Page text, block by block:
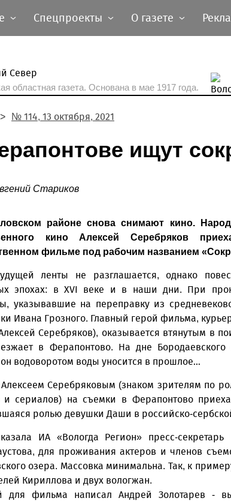
Спецпроекты О газете
областная газета. Основана в мае 1917 года.
№ 114, 13 октября, 2021
ищут
Стариков
районе снова снимают кино.
кино Алексей Серебряков
фильме под рабочим названием
ленты не разглашается, однако
эпохах: в XVI веке и в наши дни. При
указывавшие на переправку из
Ивана Грозного. Главный герой фильма,
Серебряков), оказывается втянутым в
в Ферапонтово. На дне
водоворотом воды уносится в прошлое…
Серебряковым (знаком зрителям по
сериалов) на съемки в Ферапонтово
ролью девушки Даши в российско-
ИА «Вологда Регион» пресс-секретарь
для проживания актеров и членов
озера. Массовка минимальна. Так, к
Кириллова и двух вологжан.
для фильма написал Андрей Золотарев -